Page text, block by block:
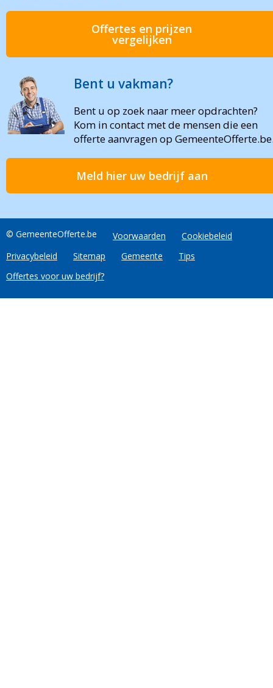
Offertes en prijzen
vergelijken
Bent u vakman?
Bent u op zoek naar meer opdrachten?
Kom in contact met de mensen die een
offerte aanvragen op
Meld hier uw bedrijf aan
© GemeenteOfferte.be Voorwaarden
Cookiebeleid
Privacybeleid
Sitemap Gemeente
Tips
Offertes voor uw bedrijf?